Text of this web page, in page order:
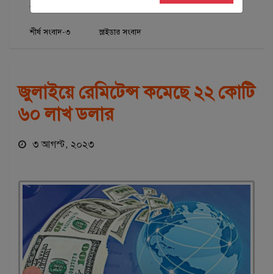
অর্থ-বাণিজ্য
শীর্ষ সংবাদ-৩ স্লাইডার সংবাদ
জুলাইয়ে রেমিটেন্স কমেছে ২২ কোটি
৬০ লাখ ডলার
৩ আগস্ট, ২০২৩